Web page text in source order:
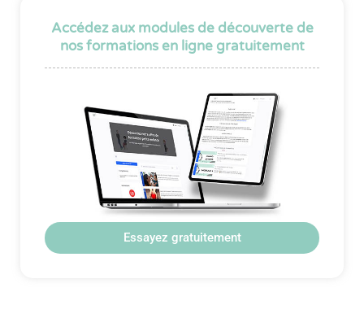
Accédez aux modules de découverte de
nos formations en ligne gratuitement
Essayez gratuitement